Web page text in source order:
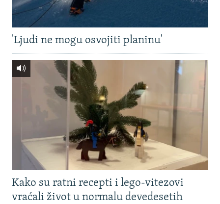
'Ljudi ne mogu osvojiti planinu'
Kako su ratni recepti i lego-vitezovi
vraćali život u normalu devedesetih